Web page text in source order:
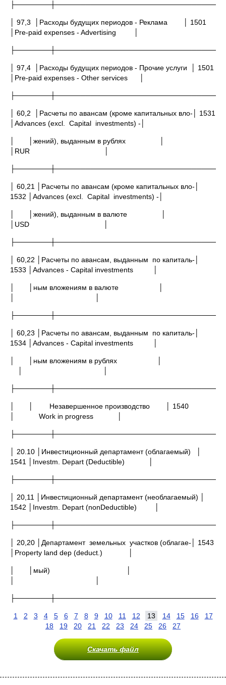
│ 97,3 │Расходы будущих периодов - Реклама │ 1501
│Pre-paid expenses - Advertising │
│ 97,4 │Расходы будущих периодов - Прочие услуги │ 1501
│Pre-paid expenses - Other services │
│ 60,2 │Расчеты по авансам (кроме капитальных вло-│ 1531
│Advances (excl. Capital investments) -│
│ │жений), выданным в рублях │
│RUR │
│ 60,21 │Расчеты по авансам (кроме капитальных вло-│
1532 │Advances (excl. Capital investments) -│
│ │жений), выданным в валюте │
│USD │
│ 60,22 │Расчеты по авансам, выданным по капиталь-│
1533 │Advances - Capital investments │
│ │ным вложениям в валюте │
│ 60,23 │Расчеты по авансам, выданным по капиталь-│
1534 │Advances - Capital investments │
│ │ным вложениям в рублях │
│ │ Незавершенное производство │ 1540
│ Work in progress │
│ 20.10 │Инвестиционный департамент (облагаемый) │
1541 │Investm. Depart (Deductible) │
│ 20,11 │Инвестиционный департамент (необлагаемый) │
1542 │Investm. Depart (nonDeductible) │
│ 20,20 │Департамент земельных участков (облагае-│ 1543
│Property land dep (deduct.) │
│ │мый) │
1 2 3 4 5 6 7 8 9 10 11 12 13 14 15 16
17
18
19 20 21 22 23 24 25 26 27
Скачать файл